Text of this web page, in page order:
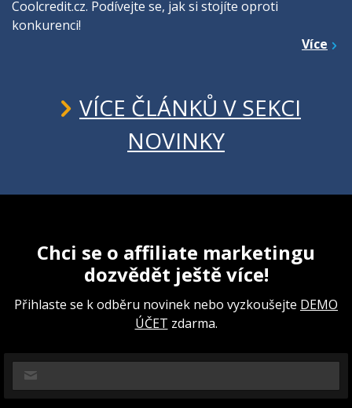
Coolcredit.cz. Podívejte se, jak si stojíte oproti
konkurenci!
Více
VÍCE ČLÁNKŮ V SEKCI
NOVINKY
Chci se o affiliate marketingu
dozvědět ještě více!
Přihlaste se k odběru novinek nebo vyzkoušejte DEMO
ÚČET zdarma.